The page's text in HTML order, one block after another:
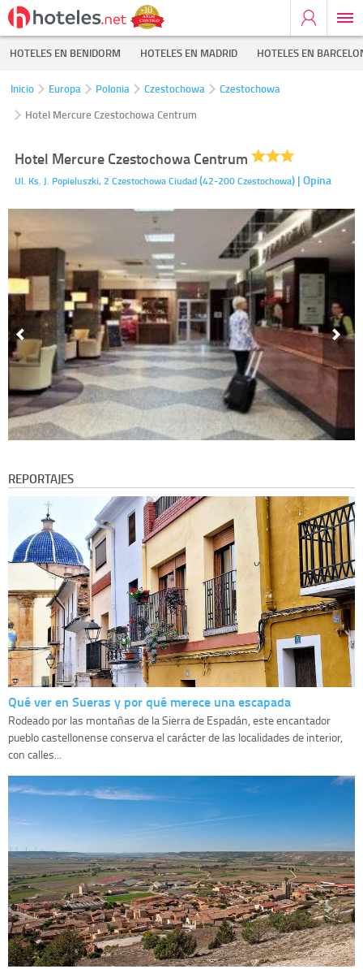
HOTELES EN BENIDORM HOTELES EN MADRID HOTELES EN
Inicio Europa Polonia Czestochowa
Czestochowa
Hotel Mercure Czestochowa Centrum
Hotel Mercure Czestochowa Centrum
Ul. Ks. J. Popieluszki, 2 Czestochowa Ciudad(42-200Czestochowa) | Opina
REPORTAJES
Qué ver en Sueras y por qué merece una escapada
Rodeado por las montañas de la Sierra de Espadán, este encantador
pueblo castellonense conserva el carácter de las localidades de interior,
con calles...